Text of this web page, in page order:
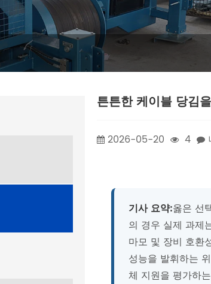
튼튼한 케이블 당김
2026-05-20 4
기사 요약:옳은 선
의 경우 실제 과제
마모 및 장비 호환
성능을 발휘하는
체 지원을 평가하